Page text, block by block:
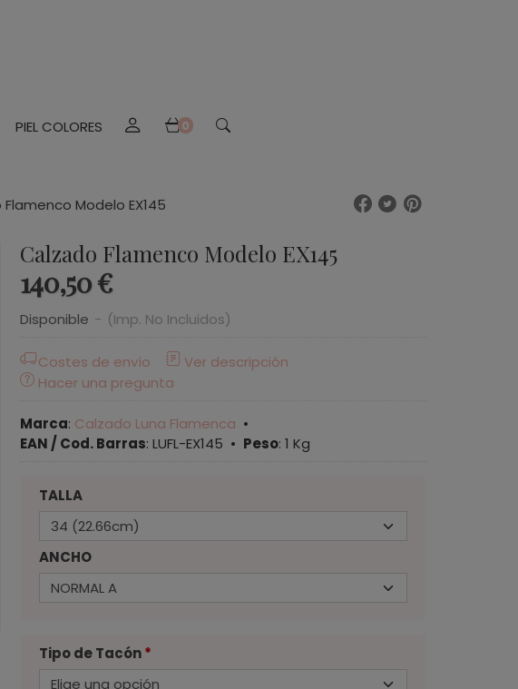
PIEL COLORES 0
Modelo EX145
Calzado Flamenco Modelo EX145
140,50 €
Disponible - (Imp. No Incluidos)
Costes de envío
Ver descripción
Hacer una pregunta
Marca: Calzado Luna Flamenca •
EAN / Cod. Barras: LUFL-EX145 • Peso: 1 Kg
TALLA
ANCHO
Tipo de Tacón*